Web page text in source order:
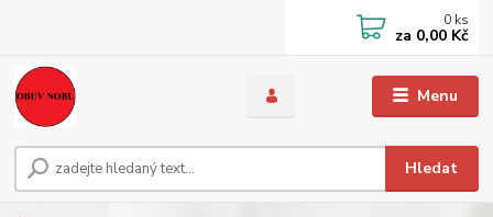
Menu
Hledat
0 ks
za 0,00 Kč